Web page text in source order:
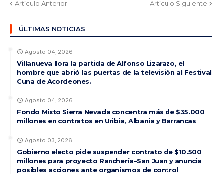
Artículo Anterior Artículo Siguiente
ÚLTIMAS NOTICIAS
Agosto 04, 2026
Villanueva llora la partida de Alfonso Lizarazo, el
hombre que abrió las puertas de la televisión al Festival
Cuna de Acordeones.
Agosto 04, 2026
Fondo Mixto Sierra Nevada concentra más de $35.000
millones en contratos en Uribia, Albania y Barrancas
Agosto 03, 2026
Gobierno electo pide suspender contrato de $10.500
millones para proyecto Ranchería–San Juan y anuncia
posibles acciones ante organismos de control